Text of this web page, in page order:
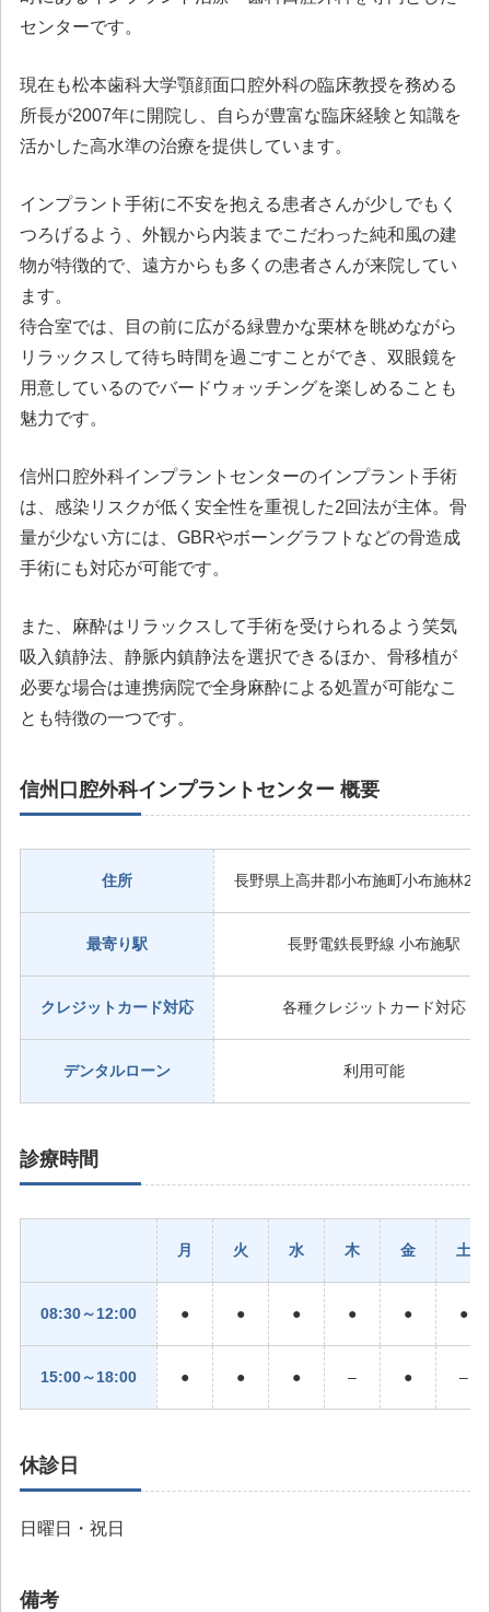
センターです。
現在も松本歯科大学顎顔面口腔外科の臨床教授を務める
所長が2007年に開院し、自らが豊富な臨床経験と知識を
活かした高水準の治療を提供しています。
インプラント手術に不安を抱える患者さんが少しでもく
つろげるよう、外観から内装までこだわった純和風の建
物が特徴的で、遠方からも多くの患者さんが来院してい
ます。
待合室では、目の前に広がる緑豊かな栗林を眺めながら
リラックスして待ち時間を過ごすことができ、双眼鏡を
用意しているのでバードウォッチングを楽しめることも
魅力です。
信州口腔外科インプラントセンターのインプラント手術
は、感染リスクが低く安全性を重視した2回法が主体。骨
量が少ない方には、GBRやボーングラフトなどの骨造成
手術にも対応が可能です。
また、麻酔はリラックスして手術を受けられるよう笑気
吸入鎮静法、静脈内鎮静法を選択できるほか、骨移植が
必要な場合は連携病院で全身麻酔による処置が可能なこ
とも特徴の一つです。
信州口腔外科インプラントセンター 概要
住所 長野県上高井郡小布施町小布施林
最寄り駅 長野電鉄長野線 小布施駅
クレジットカード対応 各種クレジットカード対応
デンタルローン 利用可能
診療時間
月 火 水 木 金 土
08:30～12:00 ● ● ● ● ● ●
15:00～18:00 ● ● ● – ● –
休診日
日曜日・祝日
備考